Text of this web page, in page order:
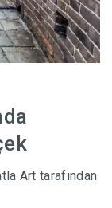
Art tarafından